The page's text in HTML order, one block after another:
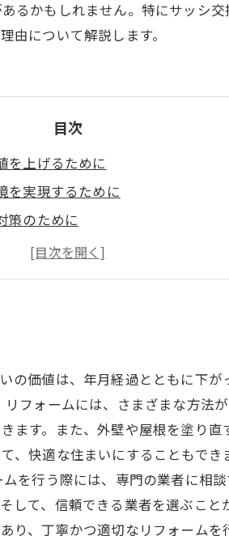
るかもしれません。特にサッシ
由について解説します。
目次
を上げるために
を実現するために
策のために
を目指すために
まいの改修に
価値は、年月経過とともに下
フォームには、さまざまな方法
す。また、外壁や屋根を塗り直
、快適な住まいにすることもで
を行う際には、専門の業者に相
して、信頼できる業者を選ぶこ
、丁寧かつ適切なリフォームを